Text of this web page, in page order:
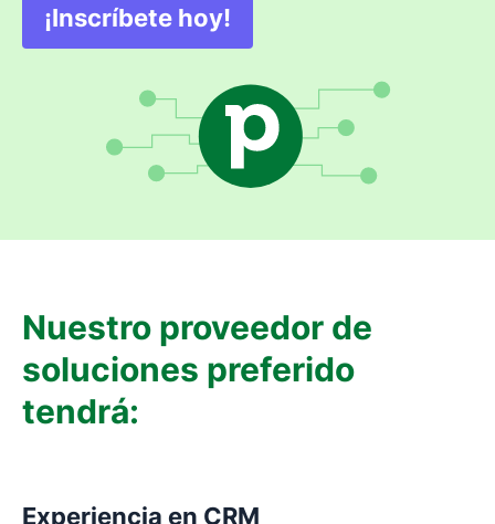
¡Inscríbete hoy!
Se abre en una nueva ventana
Nuestro proveedor de
soluciones preferido
tendrá:
Experiencia en CRM